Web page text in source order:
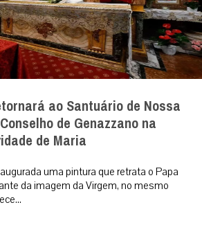
ao Santuário de Nossa
de Genazzano na
de Maria
uma pintura que retrata o Papa
da imagem da Virgem, no mesmo